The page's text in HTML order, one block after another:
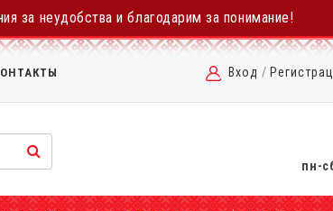
за неудобства и благодарим за понимание!
Вход /
пн-